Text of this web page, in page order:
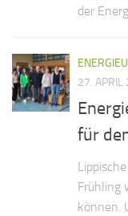
der
27. APRIL
für
Frühling
können.